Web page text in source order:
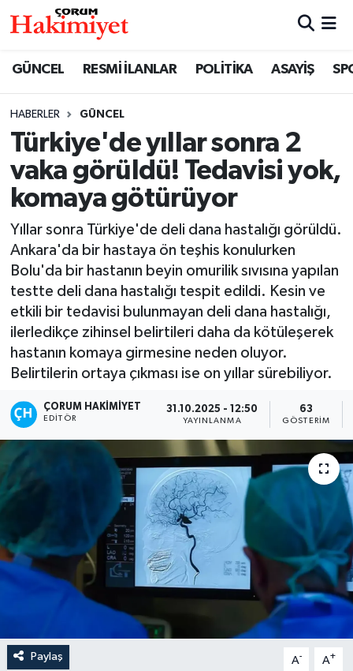
GÜNCEL RESMİ İLANLAR POLİTİKA ASAYİŞ
HABERLER GÜNCEL
Türkiye'de yıllar sonra 2
vaka görüldü! Tedavisi yok,
komaya götürüyor
Yıllar sonra Türkiye'de deli dana hastalığı görüldü.
Ankara'da bir hastaya ön teşhis konulurken
Bolu'da bir hastanın beyin omurilik sıvısına yapılan
testte deli dana hastalığı tespit edildi. Kesin ve
etkili bir tedavisi bulunmayan deli dana hastalığı,
ilerledikçe zihinsel belirtileri daha da kötüleşerek
hastanın komaya girmesine neden oluyor.
Belirtilerin ortaya çıkması ise on yıllar sürebiliyor.
ÇORUM HAKIMIYET
EDITÖR
31.10.2025 - 12:50
YAYINLANMA
63
GÖSTERIM
Paylaş A- A+
SAĞLIK
ASAYİŞ
EKONOMİ
EĞİTİM
İLÇELER
OTOPARK
TEKNOLOJİ
Nöbetçi Eczaneler
Çorum Namaz Vakitleri
Trafik Durumu
Süper Lig Puan Durumu ve Fikstür
Son Dakika Haberleri
Haber Arşivi